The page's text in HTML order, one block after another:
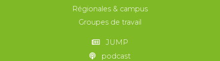
Régionales & campus
Groupes de travail
JUMP
podcast